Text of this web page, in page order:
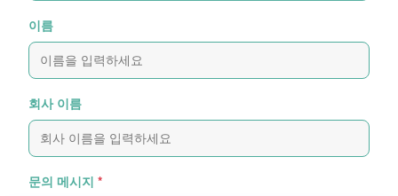
이름
회사 이름
문의 메시지 *